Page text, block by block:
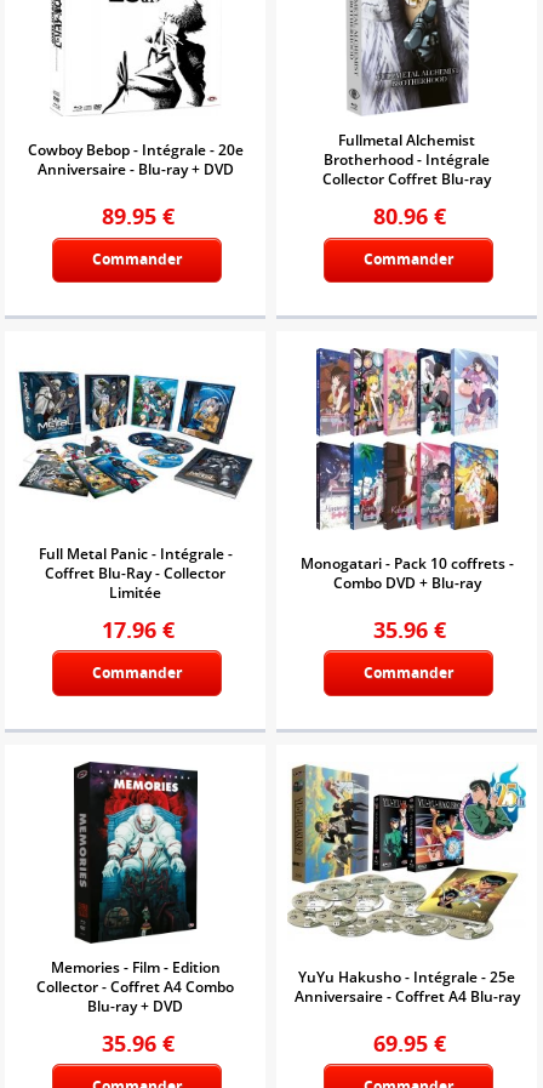
Cowboy Bebop - Intégrale - 20e
Anniversaire - Blu-ray + DVD
89.95 €
Commander
Fullmetal Alchemist
Brotherhood - Intégrale
Collector Coffret Blu-ray
80.96 €
Commander
Full Metal Panic - Intégrale -
Coffret Blu-Ray - Collector
Limitée
17.96 €
Commander
Monogatari - Pack 10 coffrets -
Combo DVD + Blu-ray
35.96 €
Commander
Memories - Film - Edition
Collector - Coffret A4 Combo
Blu-ray + DVD
35.96 €
YuYu Hakusho - Intégrale - 25e
Anniversaire - Coffret A4 Blu-ray
69.95 €